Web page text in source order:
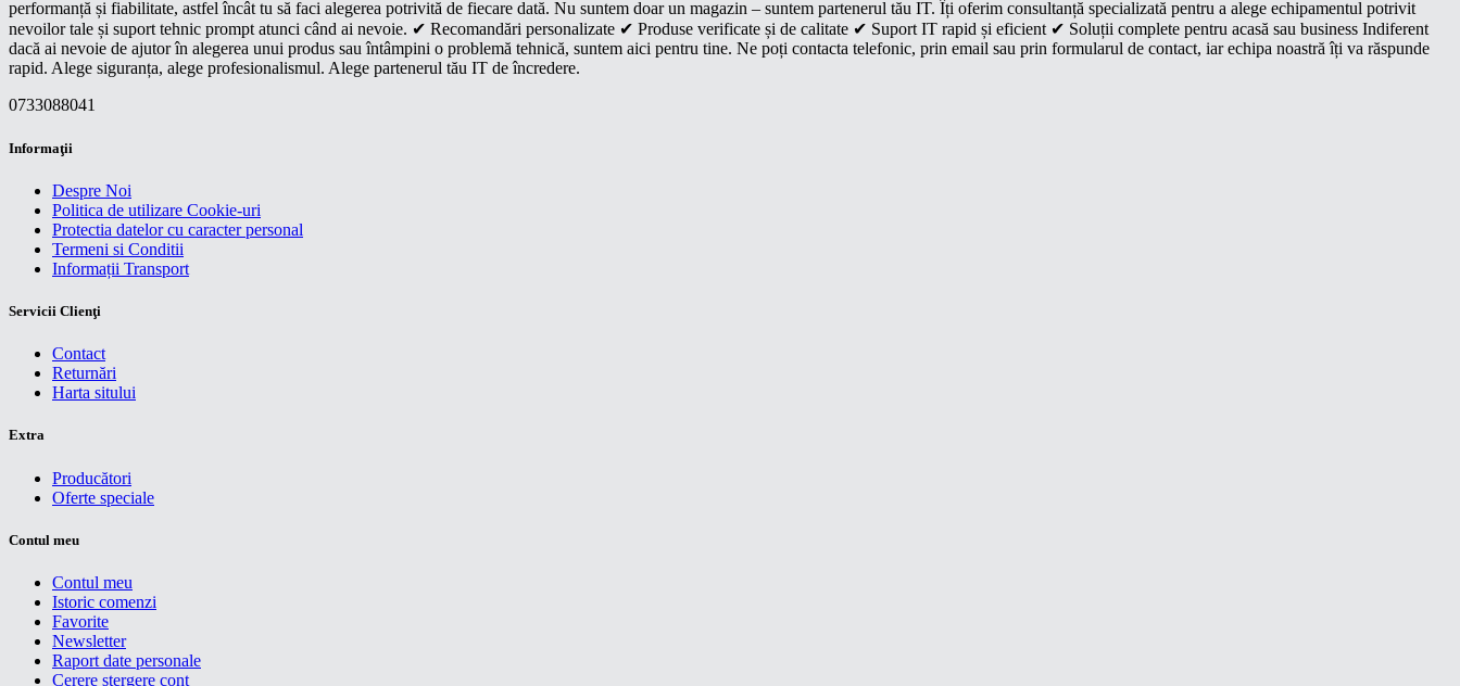
performanță și fiabilitate, astfel încât tu să faci alegerea potrivită de fiecare dată. Nu suntem doar un magazin – suntem partenerul tău IT. Îți oferim consultanță specializată pentru a alege echipamentul potrivit
nevoilor tale și suport tehnic prompt atunci când ai nevoie. ✔ Recomandări personalizate ✔ Produse verificate și de calitate ✔ Suport IT rapid și eficient ✔ Soluții complete pentru acasă sau business Indiferent
dacă ai nevoie de ajutor în alegerea unui produs sau întâmpini o problemă tehnică, suntem aici pentru tine. Ne poți contacta telefonic, prin email sau prin formularul de contact, iar echipa noastră îți va răspunde
rapid. Alege siguranța, alege profesionalismul. Alege partenerul tău IT de încredere.
0733088041
Informaţii
Despre Noi
Politica de utilizare Cookie-uri
Protectia datelor cu caracter personal
Termeni si Conditii
Informații Transport
Servicii Clienţi
Contact
Returnări
Harta sitului
Extra
Producători
Oferte speciale
Contul meu
Contul meu
Istoric comenzi
Favorite
Newsletter
Raport date personale
Cerere stergere cont